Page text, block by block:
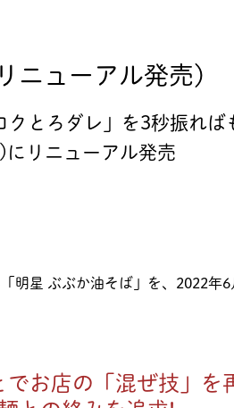
ニューアル発売)
とろダレ」を3秒振れば
にリニューアル発売
明星 ぶぶか油そば」を、2022年
でお店の「混ぜ技」を